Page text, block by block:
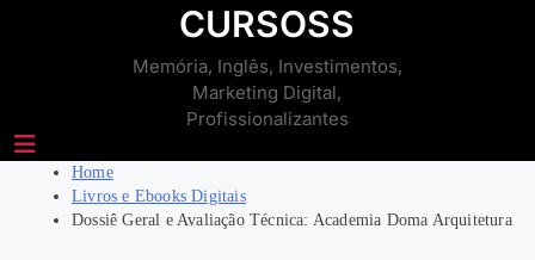
CURSOSS
Memória, Inglês, Investimentos,
Marketing Digital,
Profissionalizantes
Home
Livros e Ebooks Digitais
Dossiê Geral e Avaliação Técnica: Academia Doma Arquitetura